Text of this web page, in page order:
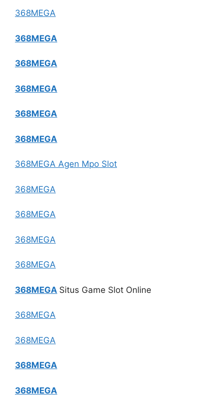
368MEGA
368MEGA
368MEGA
368MEGA
368MEGA
368MEGA
368MEGA Agen Mpo Slot
368MEGA
368MEGA
368MEGA
368MEGA
368MEGA Situs Game Slot Online
368MEGA
368MEGA
368MEGA
368MEGA